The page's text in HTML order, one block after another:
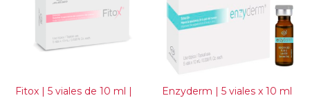
Fitox | 5 viales de 10 ml |
Enzyderm | 5 viales x 10 ml